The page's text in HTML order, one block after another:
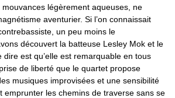
légèrement aqueuses, ne
aventurier. Si l’on connaissait
un peu moins le
découvert la batteuse Lesley Mok et le
dire est qu’elle est remarquable en tous
de liberté que le quartet propose
musiques improvisées et une sensibilité
emprunter les chemins de traverse sans se